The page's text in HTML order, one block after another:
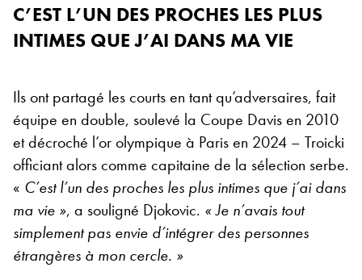
C’EST L’UN DES PROCHES LES PLUS
INTIMES QUE J’AI DANS MA VIE
Ils ont partagé les courts en tant qu’adversaires, fait
équipe en double, soulevé la Coupe Davis en 2010
et décroché l’or olympique à Paris en 2024 – Troicki
officiant alors comme capitaine de la sélection serbe.
« C’est l’un des proches les plus intimes que j’ai dans
ma vie », a souligné Djokovic. « Je n’avais tout
simplement pas envie d’intégrer des personnes
étrangères à mon cercle. »